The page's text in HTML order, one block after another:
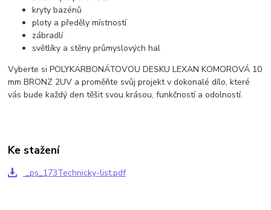
kryty bazénů
ploty a předěly místností
zábradlí
světlíky a stěny průmyslových hal
Vyberte si POLYKARBONÁTOVOU DESKU LEXAN KOMOROVÁ 10
mm BRONZ 2UV a proměňte svůj projekt v dokonalé dílo, které
vás bude každý den těšit svou krásou, funkčností a odolností.
Ke stažení
_ps_173Technicky-list.pdf